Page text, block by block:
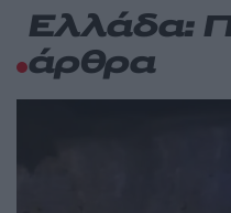
Ελλάδα:
άρθρα